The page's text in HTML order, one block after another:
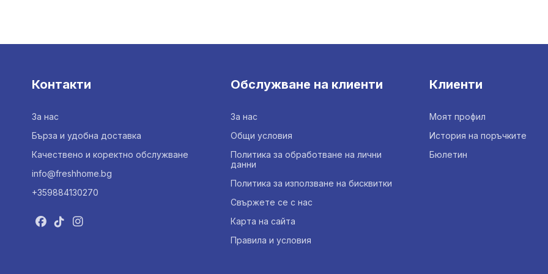
Контакти
За нас
Бърза и удобна доставка
Качествено и коректно обслужване
info@freshhome.bg
+359884130270
Обслужване на клиенти
За нас
Общи условия
Политика за обработване на лични
данни
Политика за използване на бисквитки
Свържете се с нас
Карта на сайта
Правила и условия
Клиенти
Моят профил
История на поръчките
Бюлетин